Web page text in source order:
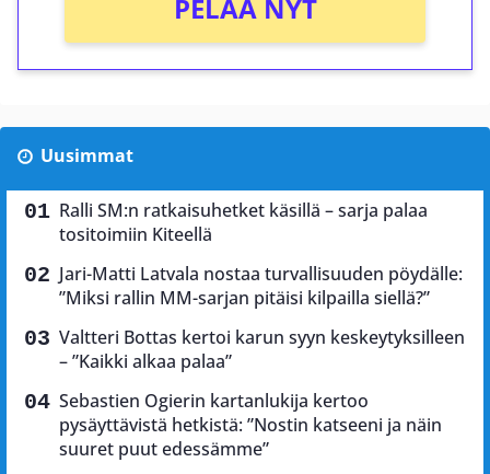
PELAA NYT
Uusimmat
Ralli SM:n ratkaisuhetket käsillä – sarja palaa
tositoimiin Kiteellä
Jari-Matti Latvala nostaa turvallisuuden pöydälle:
”Miksi rallin MM-sarjan pitäisi kilpailla siellä?”
Valtteri Bottas kertoi karun syyn keskeytyksilleen
– ”Kaikki alkaa palaa”
Sebastien Ogierin kartanlukija kertoo
pysäyttävistä hetkistä: ”Nostin katseeni ja näin
suuret puut edessämme”